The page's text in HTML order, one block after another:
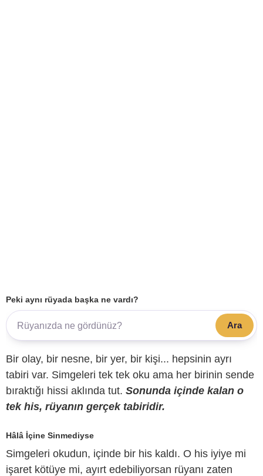
Peki aynı rüyada başka ne vardı?
Ara
Bir olay, bir nesne, bir yer, bir kişi... hepsinin ayrı
tabiri var. Simgeleri tek tek oku ama her birinin sende
bıraktığı hissi aklında tut. Sonunda içinde kalan o
tek his, rüyanın gerçek tabiridir.
Hâlâ İçine Sinmediyse
Simgeleri okudun, içinde bir his kaldı. O his iyiye mi
işaret kötüye mi, ayırt edebiliyorsan rüyanı zaten